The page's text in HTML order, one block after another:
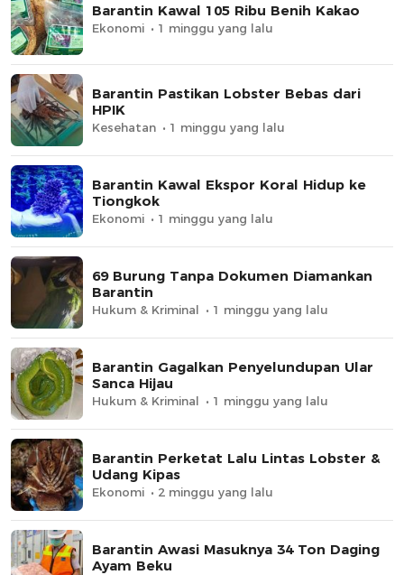
Barantin Kawal 105 Ribu Benih Kakao
Ekonomi 1 minggu yang lalu
Barantin Pastikan Lobster Bebas dari
HPIK
Kesehatan 1 minggu yang lalu
Barantin Kawal Ekspor Koral Hidup ke
Tiongkok
Ekonomi 1 minggu yang lalu
69 Burung Tanpa Dokumen Diamankan
Barantin
Hukum & Kriminal 1 minggu yang lalu
Barantin Gagalkan Penyelundupan Ular
Sanca Hijau
Hukum & Kriminal 1 minggu yang lalu
Barantin Perketat Lalu Lintas Lobster &
Udang Kipas
Ekonomi 2 minggu yang lalu
Barantin Awasi Masuknya 34 Ton Daging
Ayam Beku